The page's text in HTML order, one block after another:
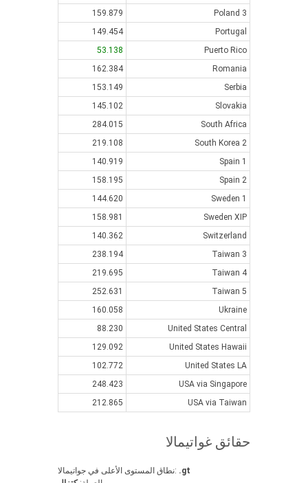
Poland 3
159.879
Portugal
149.454
Puerto Rico
53.138
Romania
162.384
Serbia
153.149
Slovakia
145.102
South Africa
284.015
South Korea 2
219.108
Spain 1
140.919
Spain 2
158.195
Sweden 1
144.620
Sweden XIP
158.981
Switzerland
140.362
Taiwan 3
238.194
Taiwan 4
219.695
Taiwan 5
252.631
Ukraine
160.058
United States Central
88.230
United States Hawaii
129.092
United States LA
102.772
USA via Singapore
248.423
USA via Taiwan
212.865
حقائق غواتيمالا
نطاق المستوى الأعلى في جواتيمالا: .gt